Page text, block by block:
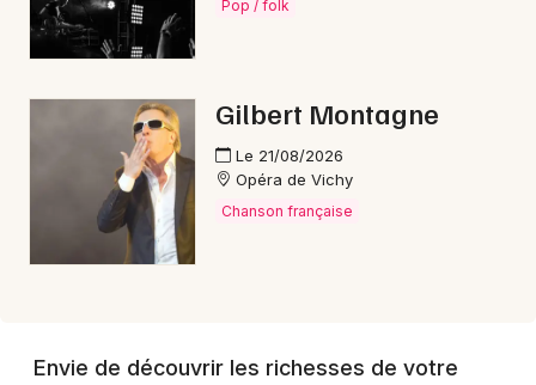
Pop / folk
Gilbert Montagne
Le 21/08/2026
Opéra de Vichy
Chanson française
Envie de découvrir les richesses de votre